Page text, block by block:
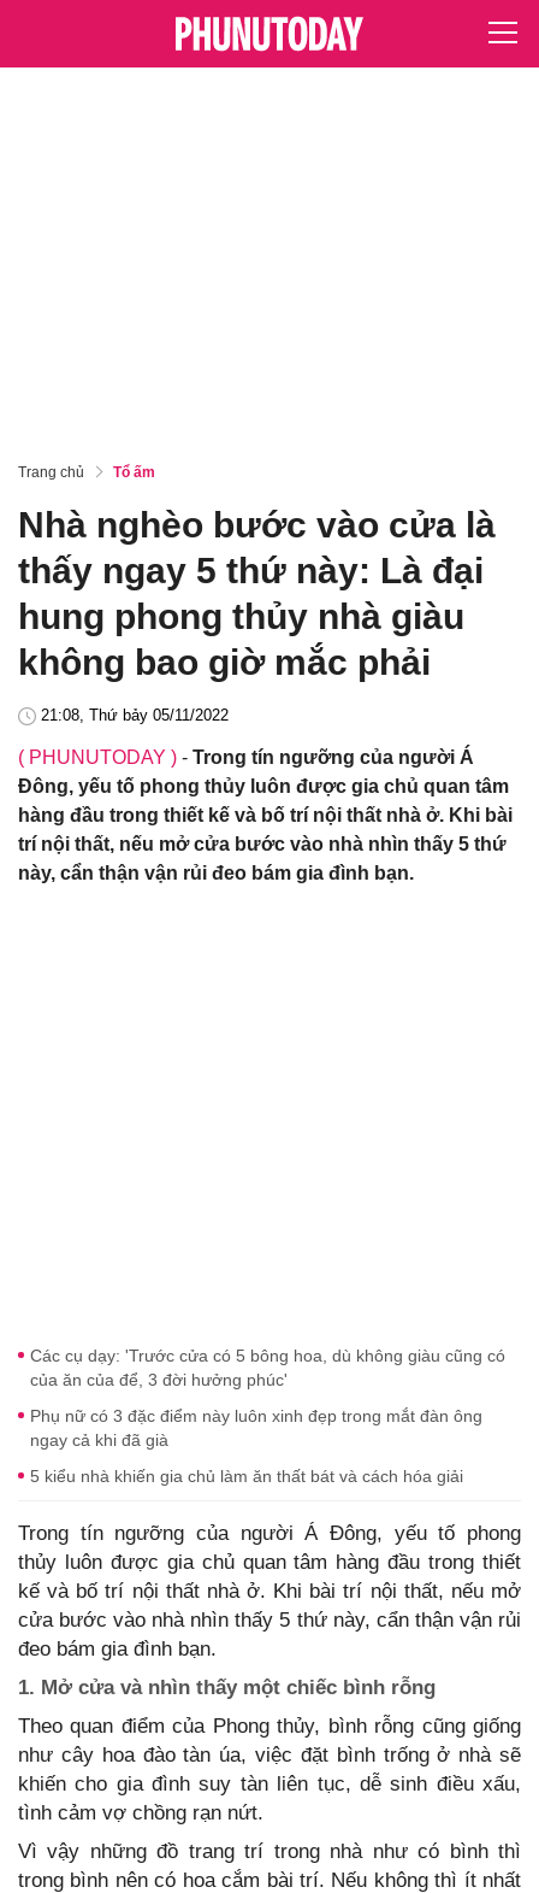
Trang chủ Tổ ấm
Nhà nghèo bước vào cửa là
thấy ngay 5 thứ này: Là đại
hung phong thủy nhà giàu
không bao giờ mắc phải
21:08, Thứ bảy 05/11/2022
( PHUNUTODAY ) - Trong tín ngưỡng của người Á
Đông, yếu tố phong thủy luôn được gia chủ quan tâm
hàng đầu trong thiết kế và bố trí nội thất nhà ở. Khi bài
trí nội thất, nếu mở cửa bước vào nhà nhìn thấy 5 thứ
này, cẩn thận vận rủi đeo bám gia đình bạn.
Các cụ dạy: 'Trước cửa có 5 bông hoa, dù không giàu cũng có
của ăn của để, 3 đời hưởng phúc'
Phụ nữ có 3 đặc điểm này luôn xinh đẹp trong mắt đàn ông
ngay cả khi đã già
5 kiểu nhà khiến gia chủ làm ăn thất bát và cách hóa giải
Trong tín ngưỡng của người Á Đông, yếu tố phong
thủy luôn được gia chủ quan tâm hàng đầu trong thiết
kế và bố trí nội thất nhà ở. Khi bài trí nội thất, nếu mở
cửa bước vào nhà nhìn thấy 5 thứ này, cẩn thận vận rủi
đeo bám gia đình bạn.
1. Mở cửa và nhìn thấy một chiếc bình rỗng
Theo quan điểm của Phong thủy, bình rỗng cũng giống
như cây hoa đào tàn úa, việc đặt bình trống ở nhà sẽ
khiến cho gia đình suy tàn liên tục, dễ sinh điều xấu,
tình cảm vợ chồng rạn nứt.
Vì vậy những đồ trang trí trong nhà như có bình thì
trong bình nên có hoa cắm bài trí. Nếu không thì ít nhất